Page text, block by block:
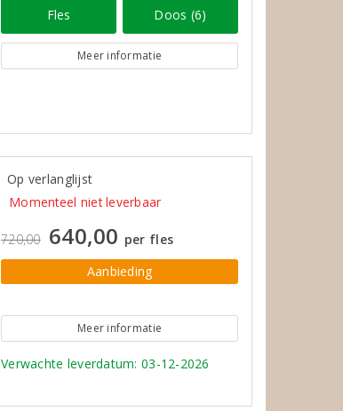
Fles Doos (6)
Meer informatie
Op verlanglijst
Momenteel niet leverbaar
720,00 640,00 per fles
Aanbieding
Meer informatie
Verwachte leverdatum: 03-12-2026